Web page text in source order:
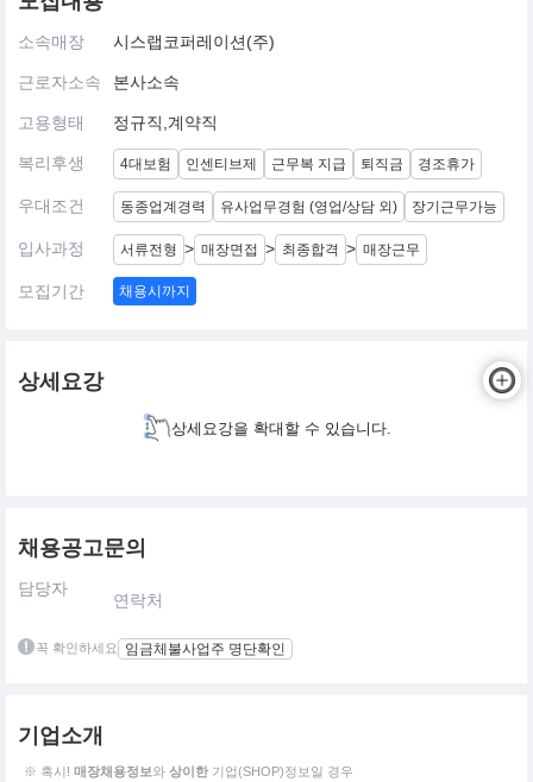
소속매장 시스랩코퍼레이션(주)
근로자소속 본사소속
고용형태 정규직,계약직
복리후생 4대보험 인센티브제 근무복 지급 퇴직금 경조휴가
우대조건 동종업계경력 유사업무경험 (영업/상담 외) 장기근무가능
입사과정 서류전형 > 매장면접 > 최종합격 > 매장근무
모집기간 채용시까지
상세요강
상세요강을 확대할 수 있습니다.
채용공고문의
담당자
연락처
꼭 확인하세요 임금체불사업주 명단확인
기업소개
※ 혹시! 매장채용정보와 상이한 기업(SHOP)정보일 경우